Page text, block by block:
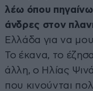
λέω όπου πηγαίνω
άνδρες στον
Ελλάδα για να
Το έκανα, το
άλλη, ο Ηλίας
που κινούνται